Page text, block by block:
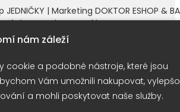
JEDNIČKY | Marketing DOKTOR ESHOP &
soubory cookie
nám záleží
cookie a podobné nástroje, které jsou
Vám umožnili nakupovat,
a mohli poskytovat naše služby.